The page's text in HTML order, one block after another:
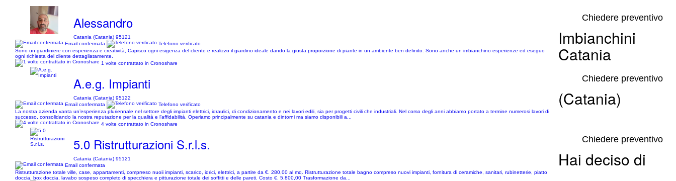
Alessandro
Catania (Catania) 95121
Email confermata
Telefono verificato
Sono un giardiniere con esperienza e creatività, Capisco ogni esigenza del cliente e realizzo il giardino ideale dando la giusta proporzione di piante in un ambiente ben definito. Sono anche un imbianchino esperienze ed eseguo
ogni richiesta del cliente dettagliatamente.
1 volte contrattato in Cronoshare
Chiedere preventivo
A.e.g. Impianti
Catania (Catania) 95122
Email confermata
Telefono verificato
La nostra azienda vanta un’esperienza pluriennale nel settore degli impianti elettrici, idraulici, di condizionamento e nei lavori edili, sia per progetti civili che industriali. Nel corso degli anni abbiamo portato a termine numerosi lavori di
successo, consolidando la nostra reputazione per la qualità e l’affidabilità. Operiamo principalmente su catania e dintorni ma siamo disponibili a...
4 volte contrattato in Cronoshare
Chiedere preventivo
5.0 Ristrutturazioni S.r.l.s.
Catania (Catania) 95121
Email confermata
Ristrutturazione totale ville, case, appartamenti, comprreso nuoii impianti, scarico, idrici, elettrici, a partire da €. 280,00 al mq. Ristrutturazione totale bagno compreso nuovi impianti, fornitura di ceramiche, sanitari, rubinetterie, piatto
doccia, box doccia, lavabo sospeso completo di specchiera e pitturazione totale dei soffitti e delle pareti. Costo €. 5.800,00 Trasformazione da...
Chiedere preventivo
Imbianchini
Catania
(Catania)
Hai deciso di